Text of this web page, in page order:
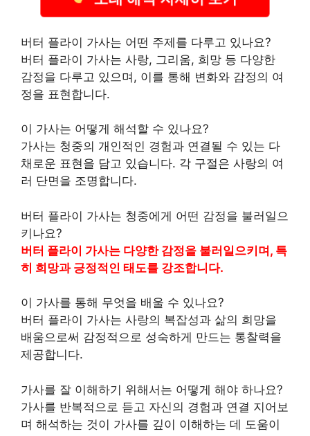
버터 플라이 가사는 어떤 주제를 다루고 있나요?
버터 플라이 가사는 사랑, 그리움, 희망 등 다양한
감정을 다루고 있으며, 이를 통해 변화와 감정의 여
정을 표현합니다.
이 가사는 어떻게 해석할 수 있나요?
가사는 청중의 개인적인 경험과 연결될 수 있는 다
채로운 표현을 담고 있습니다. 각 구절은 사랑의 여
러 단면을 조명합니다.
버터 플라이 가사는 청중에게 어떤 감정을 불러일으
키나요?
버터 플라이 가사는 다양한 감정을 불러일으키며, 특
히 희망과 긍정적인 태도를 강조합니다.
이 가사를 통해 무엇을 배울 수 있나요?
버터 플라이 가사는 사랑의 복잡성과 삶의 희망을
배움으로써 감정적으로 성숙하게 만드는 통찰력을
제공합니다.
가사를 잘 이해하기 위해서는 어떻게 해야 하나요?
가사를 반복적으로 듣고 자신의 경험과 연결 지어보
며 해석하는 것이 가사를 깊이 이해하는 데 도움이